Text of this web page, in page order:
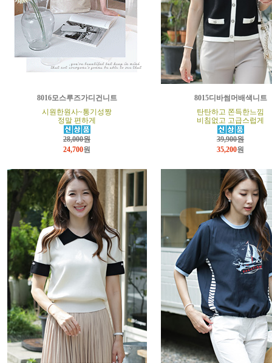
8016모스루즈가디건니트
시원한원사~통기성짱
정말 편하게
28,000원
24,700원
8015디바썸머배색니트
탄탄하고 쫀득한느낌
비침없고 고급스럽게
39,900원
35,200원